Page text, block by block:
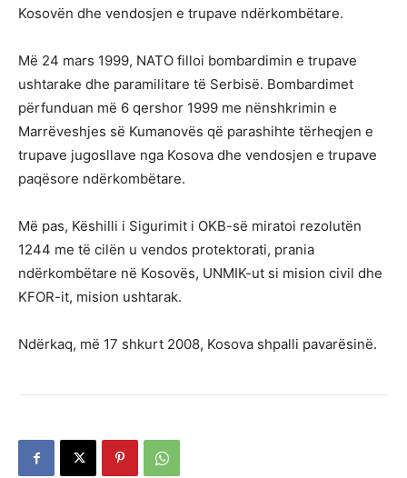
Kosovën dhe vendosjen e trupave ndërkombëtare.
Më 24 mars 1999, NATO filloi bombardimin e trupave
ushtarake dhe paramilitare të Serbisë. Bombardimet
përfunduan më 6 qershor 1999 me nënshkrimin e
Marrëveshjes së Kumanovës që parashihte tërheqjen e
trupave jugosllave nga Kosova dhe vendosjen e trupave
paqësore ndërkombëtare.
Më pas, Këshilli i Sigurimit i OKB-së miratoi rezolutën
1244 me të cilën u vendos protektorati, prania
ndërkombëtare në Kosovës, UNMIK-ut si mision civil dhe
KFOR-it, mision ushtarak.
Ndërkaq, më 17 shkurt 2008, Kosova shpalli pavarësinë.